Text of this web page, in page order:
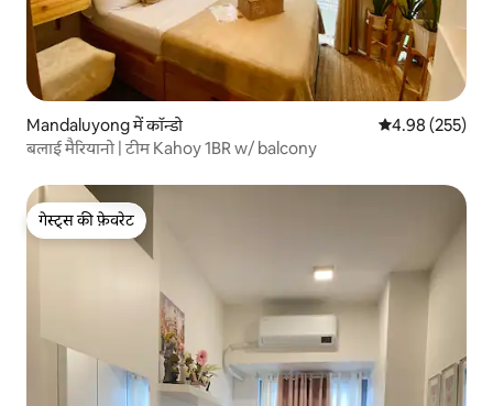
Mandaluyong में कॉन्डो औसत रेटिंग 5 में से
4.98 (255)
बलाई मैरियानो | टीम Kahoy 1BR w/ balcony
गेस्ट्स की फ़ेवरेट
गेस्ट्स की फ़ेवरेट